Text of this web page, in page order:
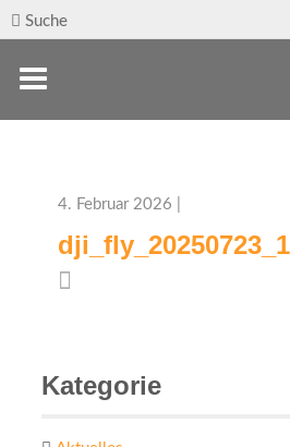
Suche
4. Februar 2026 |
Kategorie